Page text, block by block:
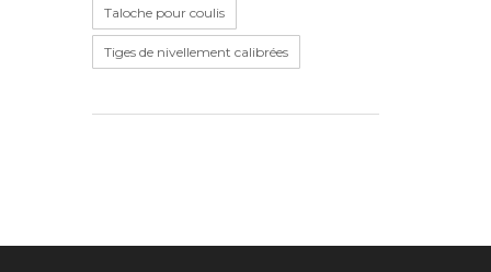
Taloche pour coulis
Tiges de nivellement calibrées